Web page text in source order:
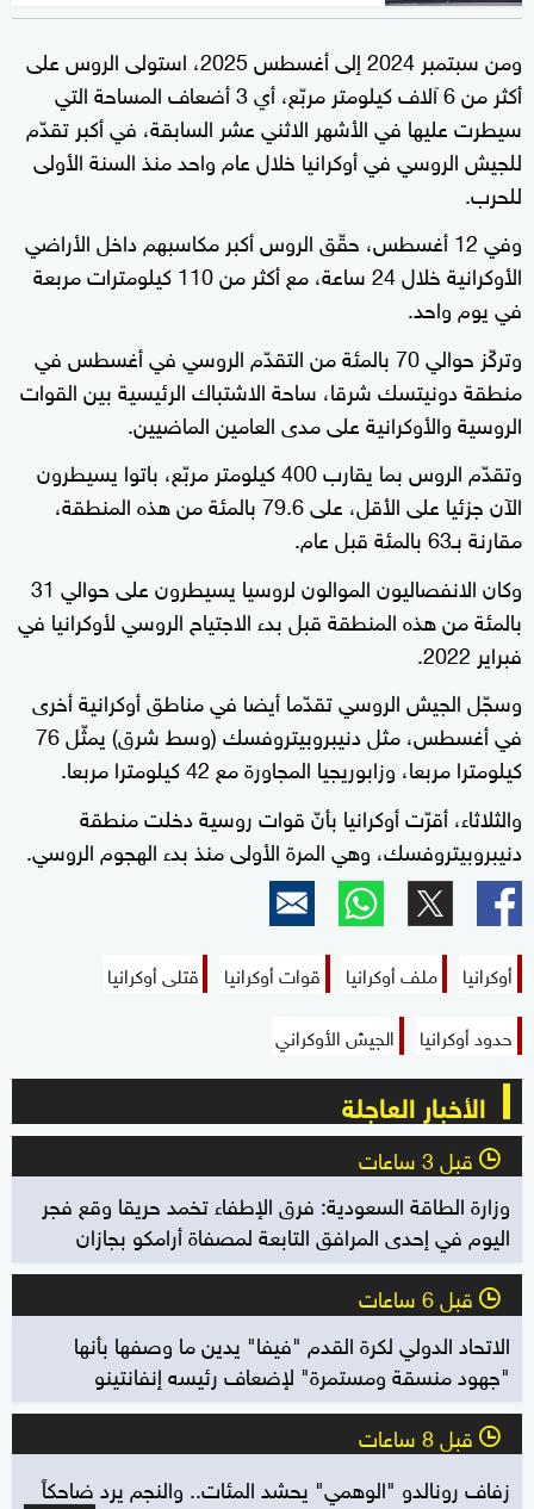
ومن سبتمبر 2024 إلى أغسطس 2025، استولى الروس على
أكثر من 6 آلاف كيلومتر مربّع، أي 3 أضعاف المساحة التي
سيطرت عليها في الأشهر الاثني عشر السابقة، في أكبر تقدّم
للجيش الروسي في أوكرانيا خلال عام واحد منذ السنة الأولى
للحرب.
وفي 12 أغسطس، حقّق الروس أكبر مكاسبهم داخل الأراضي
الأوكرانية خلال 24 ساعة، مع أكثر من 110 كيلومترات مربعة
في يوم واحد.
وتركّز حوالي 70 بالمئة من التقدّم الروسي في أغسطس في
منطقة دونيتسك شرقا، ساحة الاشتباك الرئيسية بين القوات
الروسية والأوكرانية على مدى العامين الماضيين.
وتقدّم الروس بما يقارب 400 كيلومتر مربّع، باتوا يسيطرون
الآن جزئيا على الأقل، على 79.6 بالمئة من هذه المنطقة،
مقارنة بـ63 بالمئة قبل عام.
وكان الانفصاليون الموالون لروسيا يسيطرون على حوالي 31
بالمئة من هذه المنطقة قبل بدء الاجتياح الروسي لأوكرانيا في
فبراير 2022.
وسجّل الجيش الروسي تقدّما أيضا في مناطق أوكرانية أخرى
في أغسطس، مثل دنيبروبيتروفسك (وسط شرق) يمثّل 76
كيلومترا مربعا، وزابوريجيا المجاورة مع 42 كيلومترا مربعا.
والثلاثاء، أقرّت أوكرانيا بأنّ قوات روسية دخلت منطقة
دنيبروبيتروفسك، وهي المرة الأولى منذ بدء الهجوم الروسي.
أوكرانيا ملف أوكرانيا قوات أوكرانيا
قتلى أوكرانيا
حدود أوكرانيا
الجيش الأوكراني
الأخبار العاجلة
l قبل 3 ساعات
وزارة الطاقة السعودية: فرق الإطفاء تخمد حريقا وقع فجر
اليوم في إحدى المرافق التابعة لمصفاة أرامكو بجازان
l قبل 6 ساعات
الاتحاد الدولي لكرة القدم "فيفا" يدين ما وصفها بأنها
"جهود منسقة ومستمرة" لإضعاف رئيسه إنفانتينو
l قبل 8 ساعات
زفاف رونالدو "الوهمي" يحشد المئات.. والنجم يرد ضاحكاً